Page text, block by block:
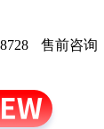
售前咨询